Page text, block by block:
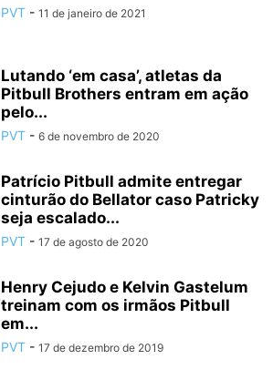
PVT - 11 de janeiro de 2021
Lutando ‘em casa’, atletas da
Pitbull Brothers entram em ação
pelo...
PVT - 6 de novembro de 2020
Patrício Pitbull admite entregar
cinturão do Bellator caso Patricky
seja escalado...
PVT - 17 de agosto de 2020
Henry Cejudo e Kelvin Gastelum
treinam com os irmãos Pitbull
em...
PVT - 17 de dezembro de 2019